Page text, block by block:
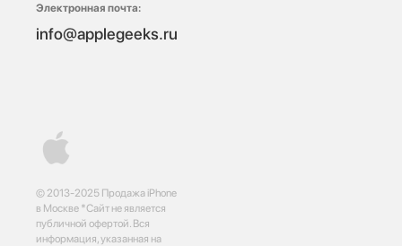
© 2013-2025 Продажа iPhone
в Москве *Сайт не является
публичной офертой. Вся
информация, указанная на
Электронная почта:
info@applegeeks.ru